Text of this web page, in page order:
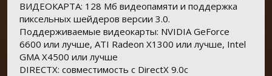
ВИДЕОКАРТА: 128 Мб видеопамяти и поддержка
пиксельных шейдеров версии 3.0.
Поддерживаемые видеокарты: NVIDIA GeForce
6600 или лучше, ATI Radeon X1300 или лучше, Intel
GMA X4500 или лучше
DIRECTX: совместимость с DirectX 9.0c